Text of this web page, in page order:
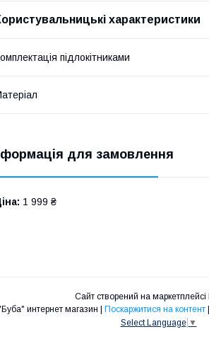
характеристики
підлокітниками
для замовлення
1 999 ₴
Сайт створений на маркетплейсі
Поскаржитися на контент
Select Language ▼